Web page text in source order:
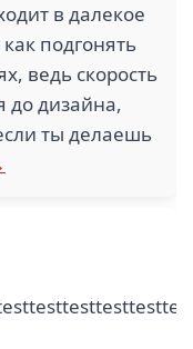
в далекое
подгонять
ведь скорость
до дизайна,
ты делаешь